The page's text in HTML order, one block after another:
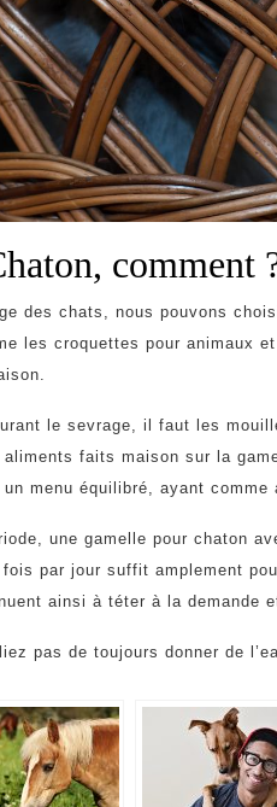
comment
des chats, nous pouvons
les croquettes pour animaux
le sevrage, il faut les
aliments faits maison sur la
menu équilibré, ayant
une gamelle pour chaton
par jour suffit amplement
ainsi à téter à la demande
pas de toujours donner de